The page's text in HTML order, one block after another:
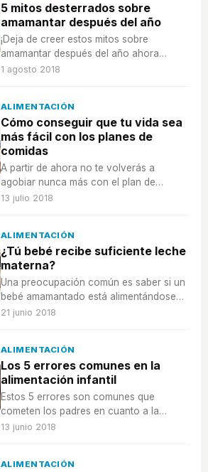
5 mitos desterrados sobre
amamantar después del año
¡Deja de creer estos mitos sobre
amamantar después del año ahora
mismo! La lactancia materna es
1 agosto 2018
ALIMENTACIÓN
Cómo conseguir que tu vida sea
más fácil con los planes de
comidas
A partir de ahora no te volverás a
agobiar nunca más con el plan de
comidas de tu familia, ¡así es cómo!
13 julio 2018
ALIMENTACIÓN
¿Tú bebé recibe suficiente leche
materna?
Una preocupación común es saber si un
bebé amamantado está alimentándose
correctamente, ¿cómo saberlo?
21 junio 2018
ALIMENTACIÓN
Los 5 errores comunes en la
alimentación infantil
Estos 5 errores son comunes que
cometen los padres en cuanto a la
alimentación infantil, ¿tú también los
13 junio 2018
ALIMENTACIÓN